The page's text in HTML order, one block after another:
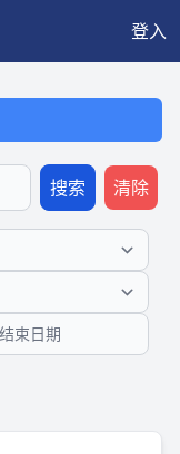
登入
搜索 清除